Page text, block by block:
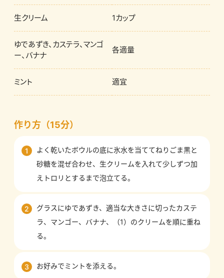
生クリーム 1カップ
ゆであずき、カステラ、マンゴ
ー、バナナ
各適量
ミント 適宜
作り方（15分）
1
よく乾いたボウルの底に氷水を当ててねりごま黒と
砂糖を混ぜ合わせ、生クリームを入れて少しずつ加
えトロリとするまで泡立てる。
2
グラスにゆであずき、適当な大きさに切ったカステ
ラ、マンゴー、バナナ、（1）のクリームを順に重ね
る。
3 お好みでミントを添える。